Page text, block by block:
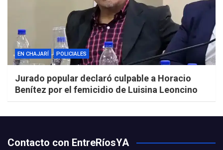
EN CHAJARÍ POLICIALES
Jurado popular declaró culpable a Horacio
Benítez por el femicidio de Luisina Leoncino
Contacto con EntreRíosYA